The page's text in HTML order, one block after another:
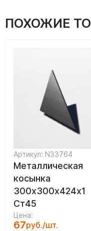
ПОХОЖИЕ
Артикул: N33764
Металлическая
косынка
300х300х424х1
Ст45
Цена:
67руб./шт.